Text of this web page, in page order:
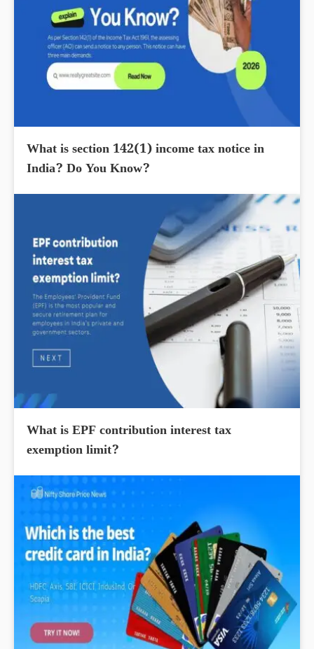
What is section 142(1) income tax notice in
India? Do You Know?
What is EPF contribution interest tax
exemption limit?